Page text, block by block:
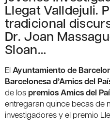
Llegat Valldejuli.
tradicional
Dr. Joan
Sloan…
ElAyuntamiento de
Barcelonesa d’Amics del
de los premios Amics del
entregaran quince becas de
investigadores y el premio